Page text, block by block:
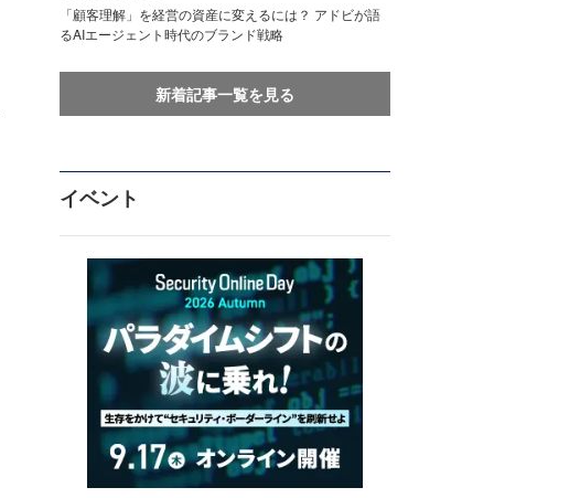
「顧客理解」を経営の資産に変えるには？ アドビが語
るAIエージェント時代のブランド戦略
新着記事一覧を見る
イベント